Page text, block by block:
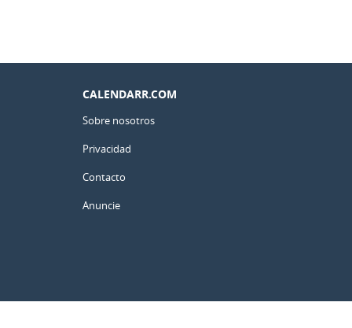
CALENDARR.COM
Sobre nosotros
Privacidad
Contacto
Anuncie